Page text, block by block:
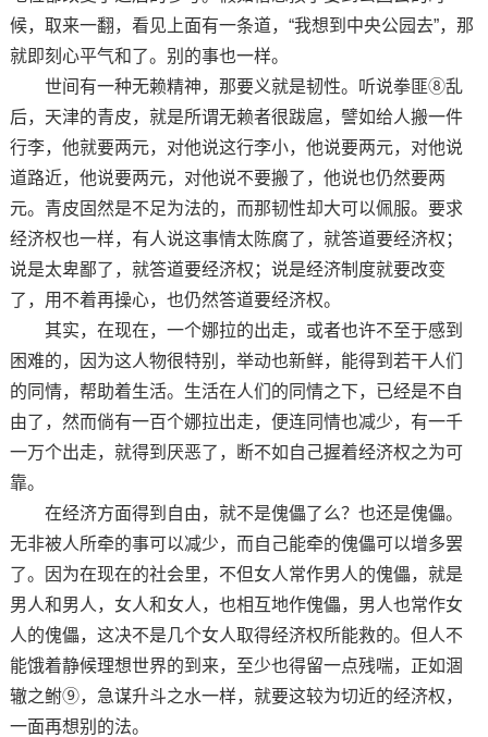
候，取来一翻，看见上面有一条道，“我想到中央公园去”，那
就即刻心平气和了。别的事也一样。
世间有一种无赖精神，那要义就是韧性。听说拳匪⑧乱
后，天津的青皮，就是所谓无赖者很跋扈，譬如给人搬一件
行李，他就要两元，对他说这行李小，他说要两元，对他说
道路近，他说要两元，对他说不要搬了，他说也仍然要两
元。青皮固然是不足为法的，而那韧性却大可以佩服。要求
经济权也一样，有人说这事情太陈腐了，就答道要经济权；
说是太卑鄙了，就答道要经济权；说是经济制度就要改变
了，用不着再操心，也仍然答道要经济权。
其实，在现在，一个娜拉的出走，或者也许不至于感到
困难的，因为这人物很特别，举动也新鲜，能得到若干人们
的同情，帮助着生活。生活在人们的同情之下，已经是不自
由了，然而倘有一百个娜拉出走，便连同情也减少，有一千
一万个出走，就得到厌恶了，断不如自己握着经济权之为可
靠。
在经济方面得到自由，就不是傀儡了么？也还是傀儡。
无非被人所牵的事可以减少，而自己能牵的傀儡可以增多罢
了。因为在现在的社会里，不但女人常作男人的傀儡，就是
男人和男人，女人和女人，也相互地作傀儡，男人也常作女
人的傀儡，这决不是几个女人取得经济权所能救的。但人不
能饿着静候理想世界的到来，至少也得留一点残喘，正如涸
辙之鲋⑨，急谋升斗之水一样，就要这较为切近的经济权，
一面再想别的法。